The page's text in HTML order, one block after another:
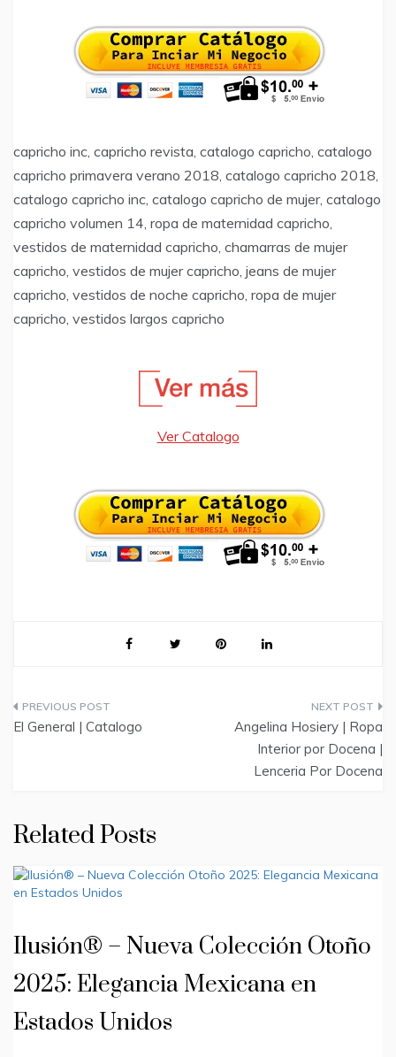
capricho inc, capricho revista, catalogo capricho, catalogo
capricho primavera verano 2018, catalogo capricho 2018,
catalogo capricho inc, catalogo capricho de mujer, catalogo
capricho volumen 14, ropa de maternidad capricho,
vestidos de maternidad capricho, chamarras de mujer
capricho, vestidos de mujer capricho, jeans de mujer
capricho, vestidos de noche capricho, ropa de mujer
capricho, vestidos largos capricho
Ver Catalogo
Post
El General | Catalogo
Angelina Hosiery | Ropa
Interior por Docena |
Lenceria Por Docena
Related Posts
Ilusión® – Nueva Colección Otoño
2025: Elegancia Mexicana en
Estados Unidos